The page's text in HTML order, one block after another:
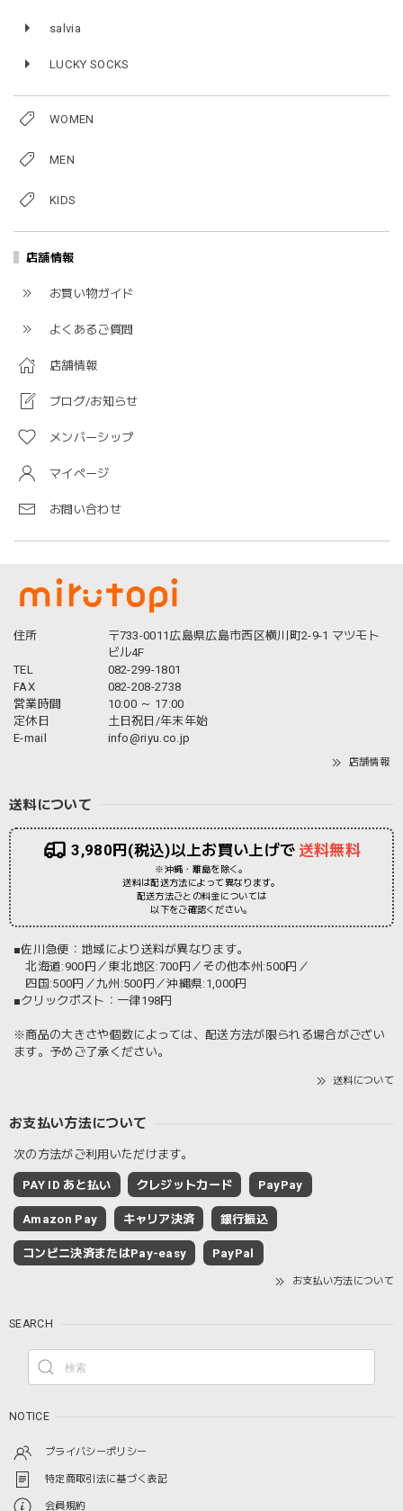
salvia
LUCKY SOCKS
WOMEN
MEN
KIDS
店舗情報
お買い物ガイド
よくあるご質問
店舗情報
ブログ/お知らせ
メンバーシップ
マイページ
お問い合わせ
住所
〒733-0011広島県広島市西区横川町2-9-1 マツモト
ビル4F
TEL
082-299-1801
FAX
082-208-2738
営業時間
10:00 ～ 17:00
定休日
土日祝日/年末年始
E-mail
info@riyu.co.jp
店舗情報
送料について
3,980円(税込)以上お買い上げで 送料無料
※沖縄・離島を除く。
送料は配送方法によって異なります。
配送方法ごとの料金については
以下をご確認ください。
■佐川急便：地域により送料が異なります。
北海道:900円／東北地区:700円／その他本州:500円／
四国:500円／九州:500円／沖縄県:1,000円
■クリックポスト：一律198円
※商品の大きさや個数によっては、配送方法が限られる場合がござい
ます。予めご了承ください。
送料について
お支払い方法について
次の方法がご利用いただけます。
PAY ID あと払い クレジットカード PayPay
Amazon Pay キャリア決済 銀行振込
コンビニ決済またはPay-easy PayPal
お支払い方法について
SEARCH
NOTICE
プライバシーポリシー
特定商取引法に基づく表記
会員規約